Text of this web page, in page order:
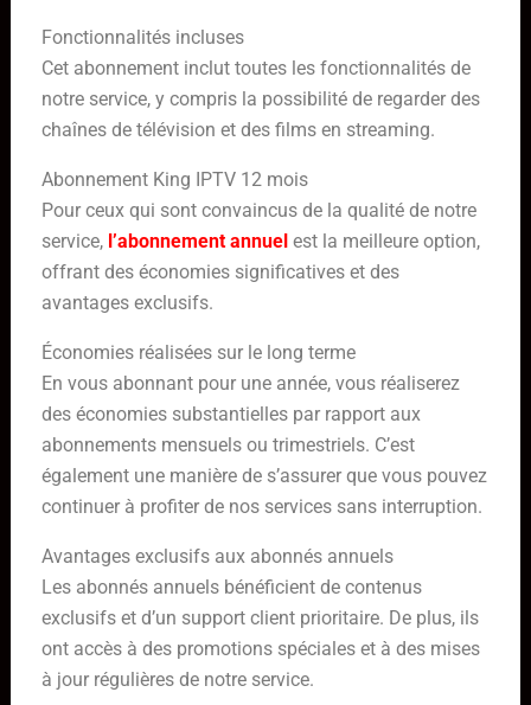
Fonctionnalités incluses
Cet abonnement inclut toutes les fonctionnalités de
notre service, y compris la possibilité de regarder des
chaînes de télévision et des films en streaming.
Abonnement King IPTV 12 mois
Pour ceux qui sont convaincus de la qualité de notre
service,l’abonnement annuel est la meilleure option,
offrant des économies significatives et des
avantages exclusifs.
Économies réalisées sur le long terme
En vous abonnant pour une année, vous réaliserez
des économies substantielles par rapport aux
abonnements mensuels ou trimestriels. C’est
également une manière de s’assurer que vous pouvez
continuer à profiter de nos services sans interruption.
Avantages exclusifs aux abonnés annuels
Les abonnés annuels bénéficient de contenus
exclusifs et d’un support client prioritaire. De plus, ils
ont accès à des promotions spéciales et à des mises
à jour régulières de notre service.